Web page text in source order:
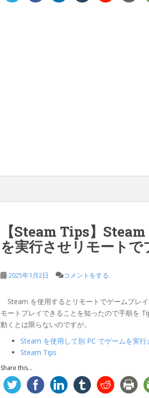
【Steam Tips】
を実行させリモートで
2025年1月2日 コメントをする
Steam を使用するとリモートでゲームプレ
モートプレイできることを知ったので手順を
動くとは限らないのですが。
Steam を使用して別 PC でゲームを実
Steam Tips
Share this...